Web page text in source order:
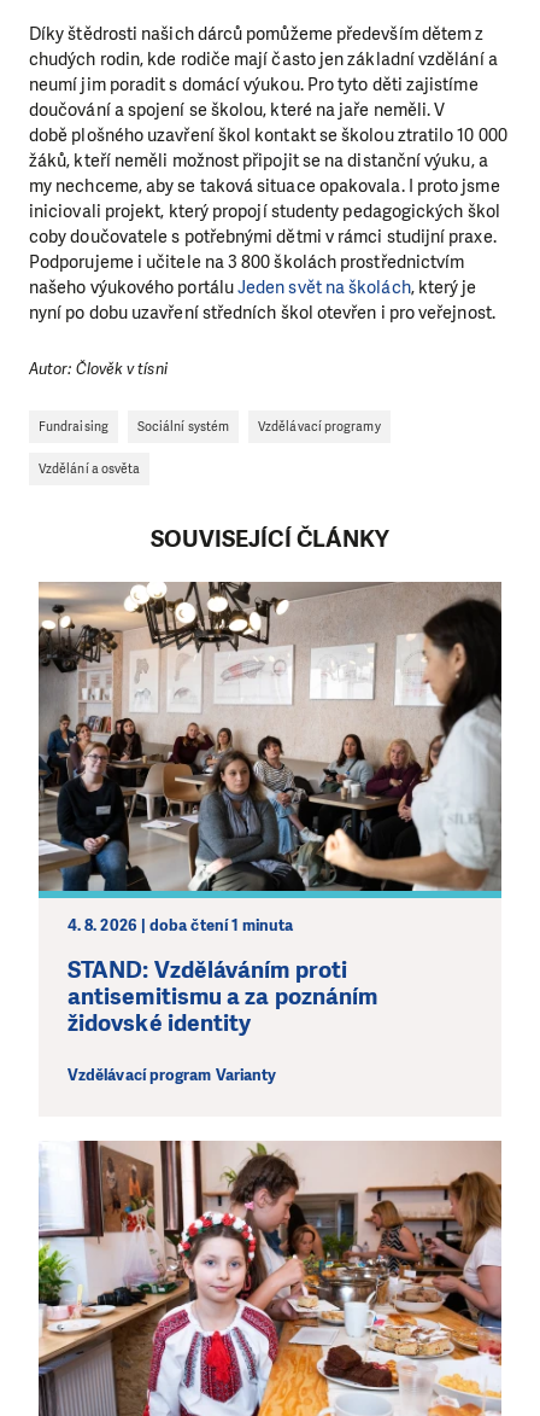
Díky štědrosti našich dárců pomůžeme především dětem z
chudých rodin, kde rodiče mají často jen základní vzdělání a
neumí jim poradit s domácí výukou. Pro tyto děti zajistíme
doučování a spojení se školou, které na jaře neměli. V
době plošného uzavření škol kontakt se školou ztratilo 10 000
žáků, kteří neměli možnost připojit se na distanční výuku, a
my nechceme, aby se taková situace opakovala. I proto jsme
iniciovali projekt, který propojí studenty pedagogických škol
coby doučovatele s potřebnými dětmi v rámci studijní praxe.
Podporujeme i učitele na 3 800 školách prostřednictvím
našeho výukového portáluJeden svět na školách, který je
nyní po dobu uzavření středních škol otevřen i pro veřejnost.
Autor: Člověk v tísni
Fundraising Sociální systém Vzdělávací programy
Vzdělání a osvěta
SOUVISEJÍCÍ ČLÁNKY
4. 8. 2026 | doba čtení 1 minuta
STAND: Vzděláváním proti
antisemitismu a za poznáním
židovské identity
Vzdělávací program Varianty
LÍBÍ SE VÁM, CO DĚLÁME?
PODPOŘTE NÁS!
Abychom mohli pomáhat smysluplně, neobejdeme se